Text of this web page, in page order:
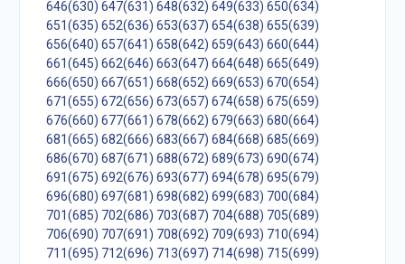
646(630) 647(631) 648(632) 649(633) 650(634)
651(635) 652(636) 653(637) 654(638) 655(639)
656(640) 657(641) 658(642) 659(643) 660(644)
661(645) 662(646) 663(647) 664(648) 665(649)
666(650) 667(651) 668(652) 669(653) 670(654)
671(655) 672(656) 673(657) 674(658) 675(659)
676(660) 677(661) 678(662) 679(663) 680(664)
681(665) 682(666) 683(667) 684(668) 685(669)
686(670) 687(671) 688(672) 689(673) 690(674)
691(675) 692(676) 693(677) 694(678) 695(679)
696(680) 697(681) 698(682) 699(683) 700(684)
701(685) 702(686) 703(687) 704(688) 705(689)
706(690) 707(691) 708(692) 709(693) 710(694)
711(695) 712(696) 713(697) 714(698) 715(699)